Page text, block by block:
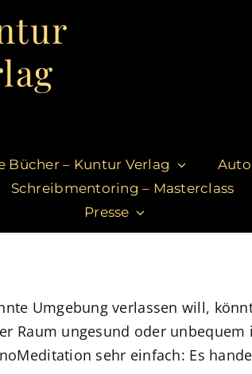
Bücher – Kuntur Verlag
Schreibmentoring – Masterclass
Presse
Umgebung verlassen will,
Raum ungesund oder
sehr einfach: Es